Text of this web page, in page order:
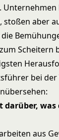
stoßen aber
Scheitern
bei
was
aus